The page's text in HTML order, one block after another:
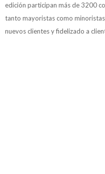
edición participan más de 3200
tanto mayoristas como
nuevos clientes y fidelizado a